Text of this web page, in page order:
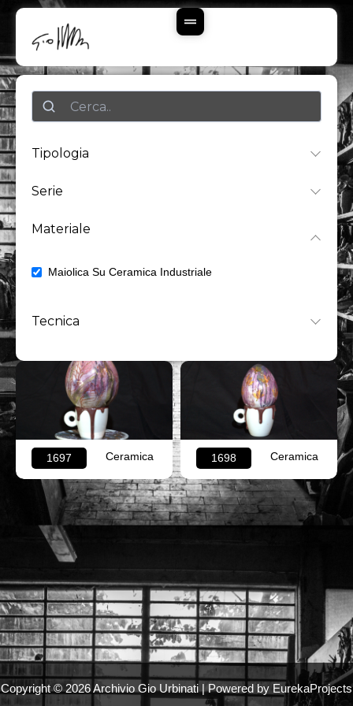
Contenuto
Ricerca
Tipologia
Serie
Materiale
Maiolica Su Ceramica Industriale
Tecnica
1697 Ceramica 1698 Ceramica
Copyright © 2026 Archivio Gio Urbinati | Powered by EurekaProjects